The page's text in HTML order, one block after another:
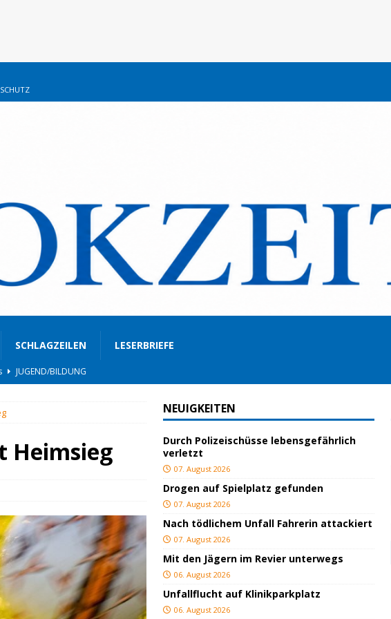
SCHLAGZEILEN LESERBRIEFE
BLAULICHT
BLAULICHT
BLAULICHT
JUGEND/BILDUNG
Heimsieg
NEUIGKEITEN
Durch Polizeischüsse lebensgefährlich
verletzt
07. August 2026
Drogen auf Spielplatz gefunden
07. August 2026
Nach tödlichem Unfall Fahrerin attackiert
07. August 2026
Mit den Jägern im Revier unterwegs
06. August 2026
Unfallflucht auf Klinikparkplatz
06. August 2026